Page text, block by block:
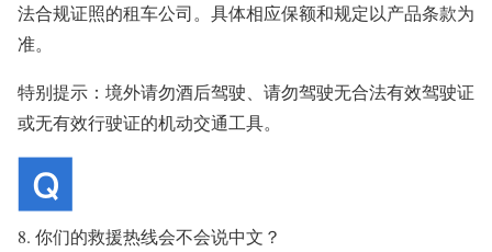
法合规证照的租车公司。具体相应保额和规定以产品条款为
准。
特别提示：境外请勿酒后驾驶、请勿驾驶无合法有效驾驶证
或无有效行驶证的机动交通工具。
8. 你们的救援热线会不会说中文？